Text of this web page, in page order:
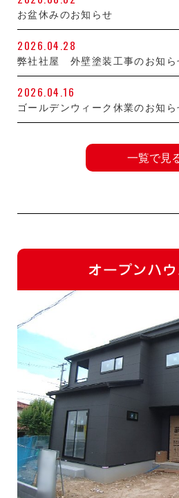
お盆休みのお知らせ
2026.04.28
弊社社屋 外壁塗装工事のお知
2026.04.16
ゴールデンウィーク休業のお知
一覧で見